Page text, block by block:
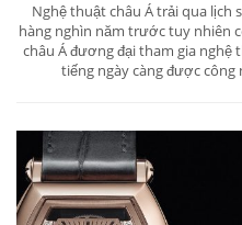
Nghệ thuật châu Á trải qua lịch
hàng nghìn năm trước tuy nhiên
châu Á đương đại tham gia nghệ
tiếng ngày càng được